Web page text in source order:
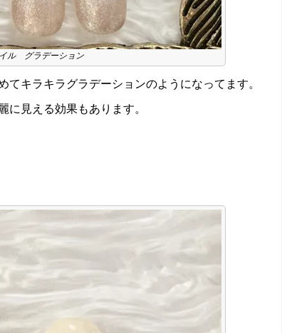
ル グラデーション
キラキラグラデーションのようになってます。
に見える効果もあります。